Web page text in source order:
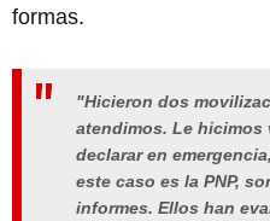
formas.
"Hicieron dos
atendimos. Le hicimos
declarar en
este caso es la PNP,
informes. Ellos han